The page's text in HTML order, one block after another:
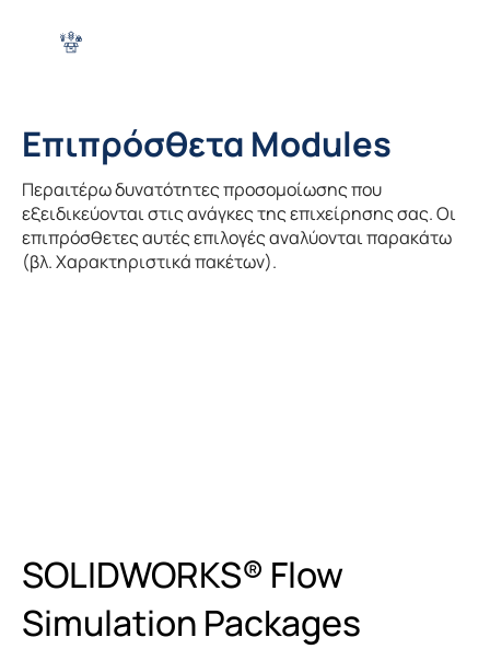
Επιπρόσθετα Modules
Περαιτέρω δυνατότητες προσομοίωσης που
εξειδικεύονται στις ανάγκες της επιχείρησης σας. Οι
επιπρόσθετες αυτές επιλογές αναλύονται παρακάτω
(βλ. Χαρακτηριστικά πακέτων).
SOLIDWORKS® Flow
Simulation Packages